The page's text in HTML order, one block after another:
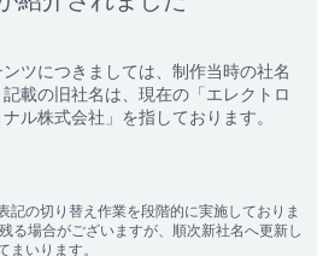
ツにつきましては、制作当時の社名
載の旧社名は、現在の「エレクトロ
ル株式会社」を指しております。
記の切り替え作業を段階的に実施しておりま
る場合がございますが、順次新社名へ更新し
まいります。